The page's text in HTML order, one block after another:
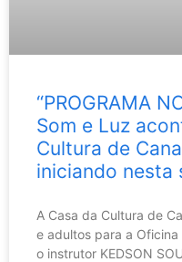
“PROGRAMA
Som e Luz
Cultura de
iniciando nesta
A Casa da Cultura de
e adultos para a
o instrutor KEDSON